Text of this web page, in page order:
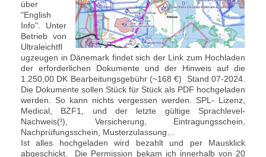
über
"English
Info". Unter
Betrieb von
Ultraleichtfl
ugzeugen in Dänemark findet sich der Link zum Hochladen
der erforderlichen Dokumente und der Hinweis auf die
1.250,00 DK Bearbeitungsgebühr (~168 €) Stand 07-2024.
Die Dokumente sollen Stück für Stück als PDF hochgeladen
werden. So kann nichts vergessen werden. SPL- Lizenz,
Medical, BZF1, und der letzte gültige Sprachlevel-
Nachweis(!), Versicherung, Eintragungsschein,
Nachprüfungsschein, Musterzulassung…
Ist alles hochgeladen wird bezahlt und per Mausklick
abgeschickt. Die Permission bekam ich innerhalb von 20